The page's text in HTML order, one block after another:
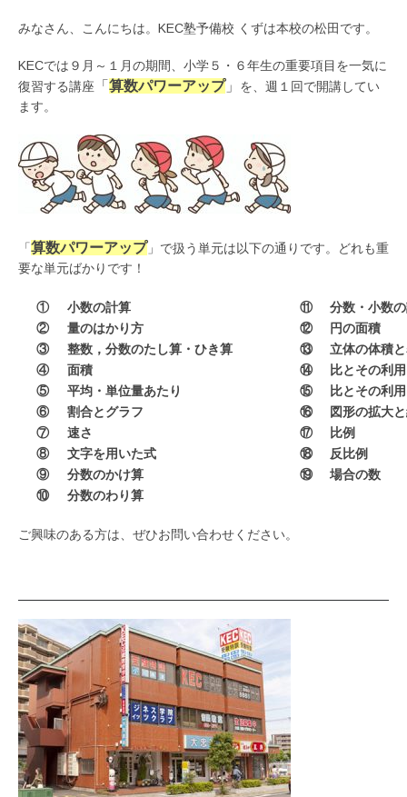
みなさん、こんにちは。KEC塾予備校 くずは本校の松田です。
KECでは９月～１月の期間、小学５・６年生の重要項目を一気に
復習する講座 「 算数パワーアップ」 を、週１回で開講してい
ます。
「算数パワーアップ」で扱う単元は以下の通りです。どれも重
要な単元ばかりです！
① 小数の計算 ⑪
分数・小数
②
量のはかり方 ⑫
円の面積
③
整数，分数のたし算・ひき算 ⑬
立体の体積
④
面積 ⑭
比とその利
⑤
平均・単位量あたり ⑮
比とその利
⑥
割合とグラフ ⑯
図形の拡大
⑦
速さ ⑰
比例
⑧
文字を用いた式 ⑱
反比例
⑨
分数のかけ算 ⑲
場合の数
⑩
分数のわり算
ご興味のある方は、ぜひお問い合わせください。